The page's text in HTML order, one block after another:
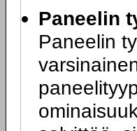
Paneelin
Paneelin